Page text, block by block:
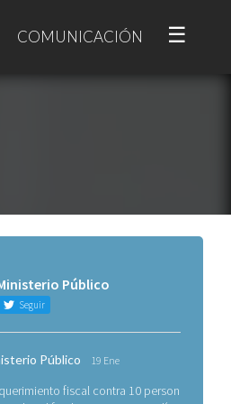
COMUNICACIÓN ☰
Público
Seguir
Público 19 Ene
fiscal contra 10 personas